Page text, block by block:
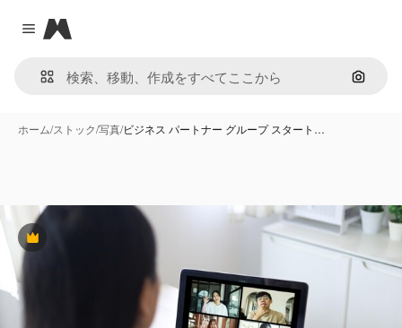
Close menu
Magnific
画像で
ホーム/ストック/写真/ビジネス パートナー グループ スタート…
Premium